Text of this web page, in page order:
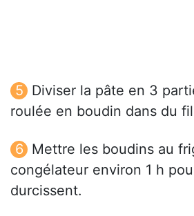
Diviser la pâte en 3
roulée en boudin dans du
Mettre les boudins au
congélateur environ 1 h
durcissent.